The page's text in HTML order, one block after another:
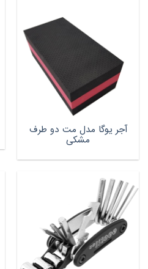
آجر یوگا مدل مت دو طرف
مشکی